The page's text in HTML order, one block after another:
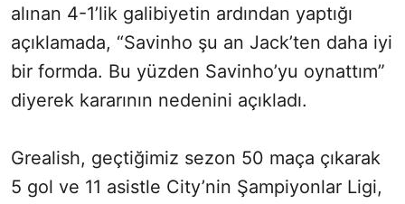
alınan 4-1’lik galibiyetin ardından yaptığı
açıklamada, “Savinho şu an Jack’ten daha iyi
bir formda. Bu yüzden Savinho’yu oynattım”
diyerek kararının nedenini açıkladı.
Grealish, geçtiğimiz sezon 50 maça çıkarak
5 gol ve 11 asistle City’nin Şampiyonlar Ligi,